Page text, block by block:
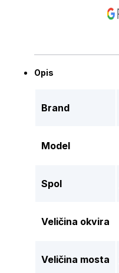
Opis
Brand
Model
Spol
Veličina okvira
Veličina mosta